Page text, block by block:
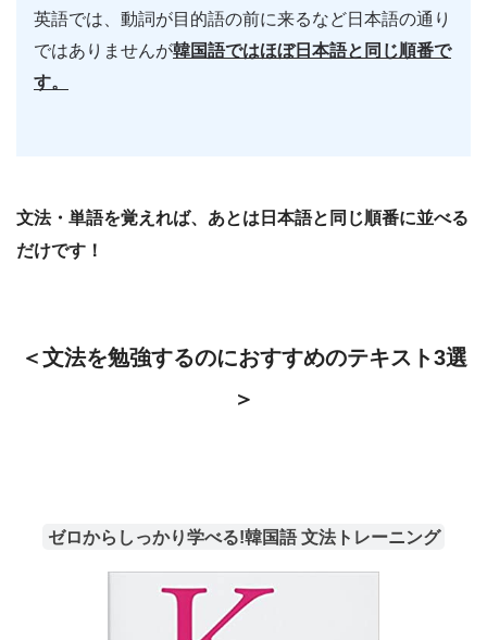
英語では、動詞が目的語の前に来るなど日本語の通り
ではありませんが韓国語ではほぼ日本語と同じ順番で
す。
文法・単語を覚えれば、あとは日本語と同じ順番に並べる
だけです！
＜文法を勉強するのにおすすめのテキスト3選
＞
ゼロからしっかり学べる!韓国語 文法トレーニング